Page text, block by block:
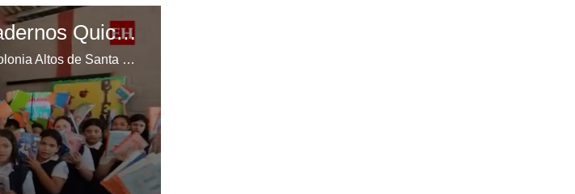
Escuela Enciende una Luz recibe cuadernos Quick, gracias a la Maratón del Saber
Los niños de la escuela Enciende una Luz, ubicada en la colonia Altos de Santa Rosa, al sur de Tegucigalpa, recibieron cuadernos Quick como parte de la Campaña Maratón del Saber.